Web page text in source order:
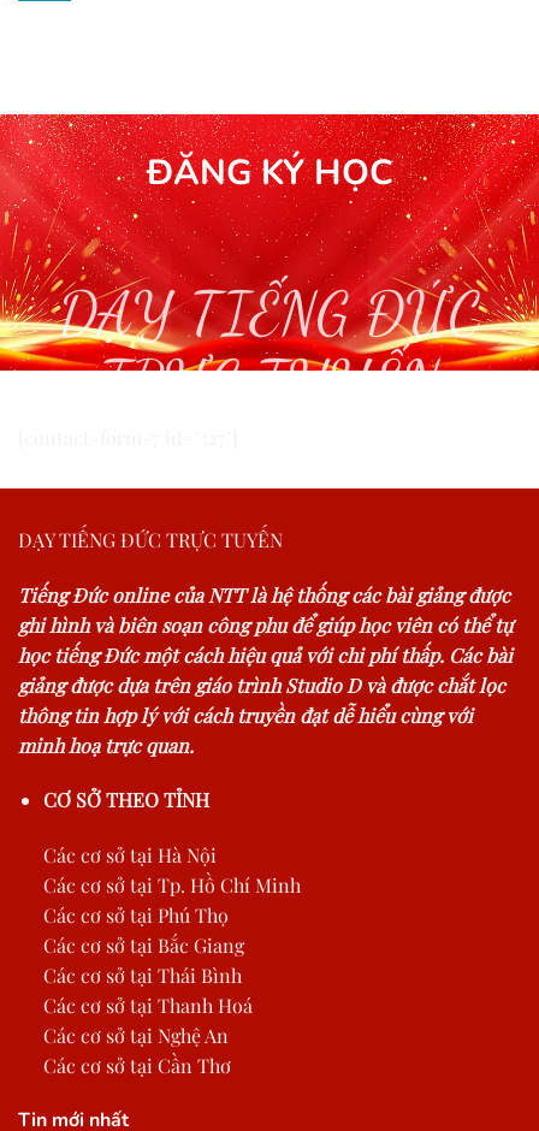
ĐĂNG KÝ HỌC
DẠY TIẾNG ĐỨC
TRỰC TUYẾN
DẠY TIẾNG ĐỨC TRỰC TUYẾN
Tiếng Đức online của NTT là hệ thống các bài giảng được
ghi hình và biên soạn công phu để giúp học viên có thể tự
học tiếng Đức một cách hiệu quả với chi phí thấp. Các bài
giảng được dựa trên giáo trình Studio D và được chắt lọc
thông tin hợp lý với cách truyền đạt dễ hiểu cùng với
minh hoạ trực quan.
CƠ SỞ THEO TỈNH
Các cơ sở tại Hà Nội
Các cơ sở tại Tp. Hồ Chí Minh
Các cơ sở tại Phú Thọ
Các cơ sở tại Bắc Giang
Các cơ sở tại Thái Bình
Các cơ sở tại Thanh Hoá
Các cơ sở tại Nghệ An
Các cơ sở tại Cần Thơ
Tin mới nhất